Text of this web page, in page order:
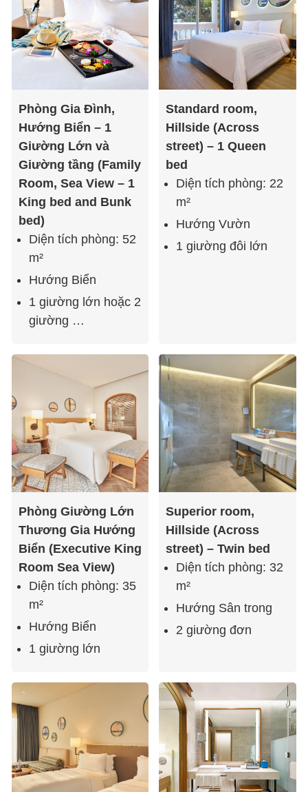
Phòng Gia Đình,
Hướng Biển – 1
Giường Lớn và
Giường tầng (Family
Room, Sea View – 1
King bed and Bunk
bed)
Diện tích phòng: 52
m²
Hướng Biển
1 giường lớn hoặc 2
giường …
Standard room,
Hillside (Across
street) – 1 Queen
bed
Diện tích phòng: 22
m²
Hướng Vườn
1 giường đôi lớn
Phòng Giường Lớn
Thương Gia Hướng
Biển (Executive King
Room Sea View)
Diện tích phòng: 35
m²
Hướng Biển
1 giường lớn
Superior room,
Hillside (Across
street) – Twin bed
Diện tích phòng: 32
m²
Hướng Sân trong
2 giường đơn